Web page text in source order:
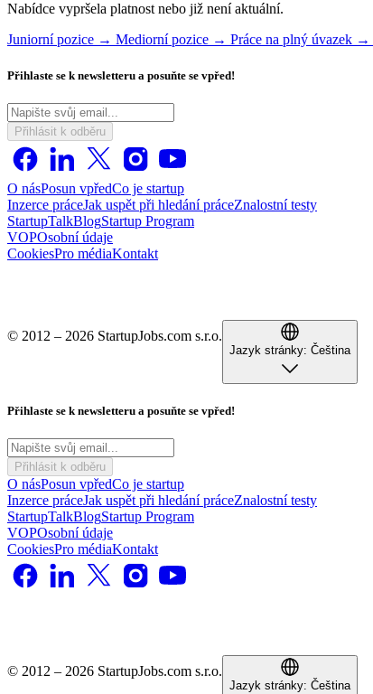
Nabídce vypršela platnost nebo již není aktuální.
Juniorní pozice → Mediorní pozice → Práce na plný úvazek →
Přihlaste se k newsletteru a posuňte se vpřed!
Přihlásit k odběru
O násPosun vpředCo je startup
Inzerce práceJak uspět při hledání práceZnalostní testy
StartupTalkBlogStartup Program
VOPOsobní údaje
CookiesPro médiaKontakt
© 2012 – 2026 StartupJobs.com s.r.o.
Jazyk stránky: Čeština
Přihlaste se k newsletteru a posuňte se vpřed!
Přihlásit k odběru
O násPosun vpředCo je startup
Inzerce práceJak uspět při hledání práceZnalostní testy
StartupTalkBlogStartup Program
VOPOsobní údaje
CookiesPro médiaKontakt
© 2012 – 2026 StartupJobs.com s.r.o.
Jazyk stránky: Čeština